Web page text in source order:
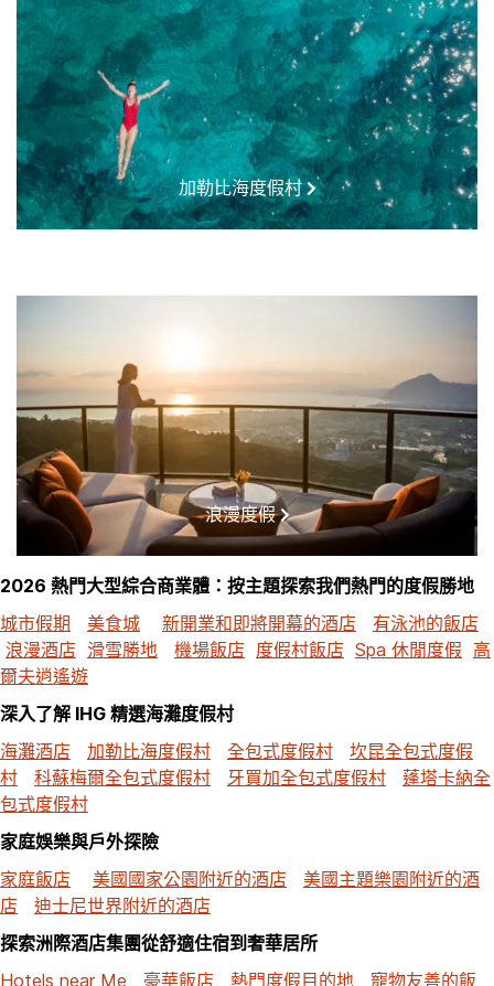
加勒比海度假村
全包式度假村
豪華度假村
浪漫度假
2026 熱門大型綜合商業體：按主題探索我們熱門的度假勝地
城市假期
美食城 新開業和即將開幕的酒店
有泳池的飯店
浪漫酒店 滑雪勝地 機場飯店 度假村飯店 Spa 休閒度假 高
爾夫逍遙遊
深入了解 IHG 精選海灘度假村
海灘酒店
加勒比海度假村 全包式度假村
坎昆全包式度假
村
科蘇梅爾全包式度假村 牙買加全包式度假村
蓬塔卡納全
包式度假村
家庭娛樂與戶外探險
家庭飯店
美國國家公園附近的酒店
美國主題樂園附近的酒
店
迪士尼世界附近的酒店
探索洲際酒店集團從舒適住宿到奢華居所
Hotels near Me
豪華飯店 熱門度假目的地
寵物友善的飯